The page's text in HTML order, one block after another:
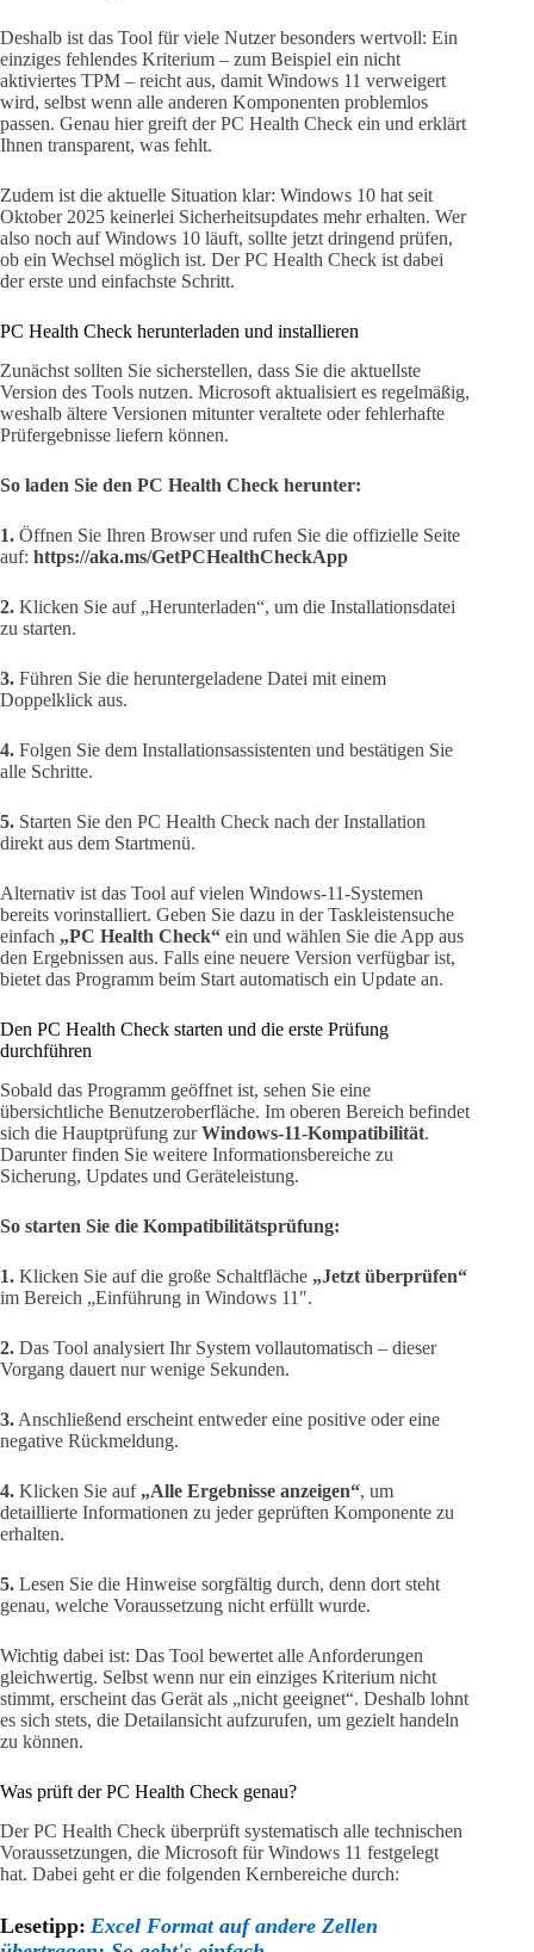
Deshalb ist das Tool für viele Nutzer besonders wertvoll: Ein
einziges fehlendes Kriterium – zum Beispiel ein nicht
aktiviertes TPM – reicht aus, damit Windows 11 verweigert
wird, selbst wenn alle anderen Komponenten problemlos
passen. Genau hier greift der PC Health Check ein und erklärt
Ihnen transparent, was fehlt.
Zudem ist die aktuelle Situation klar: Windows 10 hat seit
Oktober 2025 keinerlei Sicherheitsupdates mehr erhalten. Wer
also noch auf Windows 10 läuft, sollte jetzt dringend prüfen,
ob ein Wechsel möglich ist. Der PC Health Check ist dabei
der erste und einfachste Schritt.
PC Health Check herunterladen und installieren
Zunächst sollten Sie sicherstellen, dass Sie die aktuellste
Version des Tools nutzen. Microsoft aktualisiert es regelmäßig,
weshalb ältere Versionen mitunter veraltete oder fehlerhafte
Prüfergebnisse liefern können.
So laden Sie den PC Health Check herunter:
1. Öffnen Sie Ihren Browser und rufen Sie die offizielle Seite
auf: https://aka.ms/GetPCHealthCheckApp
2. Klicken Sie auf „Herunterladen“, um die Installationsdatei
zu starten.
3. Führen Sie die heruntergeladene Datei mit einem
Doppelklick aus.
4. Folgen Sie dem Installationsassistenten und bestätigen Sie
alle Schritte.
5. Starten Sie den PC Health Check nach der Installation
direkt aus dem Startmenü.
Alternativ ist das Tool auf vielen Windows-11-Systemen
bereits vorinstalliert. Geben Sie dazu in der Taskleistensuche
einfach „PC Health Check“ ein und wählen Sie die App aus
den Ergebnissen aus. Falls eine neuere Version verfügbar ist,
bietet das Programm beim Start automatisch ein Update an.
Den PC Health Check starten und die erste Prüfung
durchführen
Sobald das Programm geöffnet ist, sehen Sie eine
übersichtliche Benutzeroberfläche. Im oberen Bereich befindet
sich die Hauptprüfung zurWindows-11-Kompatibilität.
Darunter finden Sie weitere Informationsbereiche zu
Sicherung, Updates und Geräteleistung.
So starten Sie die Kompatibilitätsprüfung:
1. Klicken Sie auf die große Schaltfläche „Jetzt überprüfen“
im Bereich „Einführung in Windows 11″.
2. Das Tool analysiert Ihr System vollautomatisch – dieser
Vorgang dauert nur wenige Sekunden.
3. Anschließend erscheint entweder eine positive oder eine
negative Rückmeldung.
4. Klicken Sie auf „Alle Ergebnisse anzeigen“, um
detaillierte Informationen zu jeder geprüften Komponente zu
erhalten.
5. Lesen Sie die Hinweise sorgfältig durch, denn dort steht
genau, welche Voraussetzung nicht erfüllt wurde.
Wichtig dabei ist: Das Tool bewertet alle Anforderungen
gleichwertig. Selbst wenn nur ein einziges Kriterium nicht
stimmt, erscheint das Gerät als „nicht geeignet“. Deshalb lohnt
es sich stets, die Detailansicht aufzurufen, um gezielt handeln
zu können.
Was prüft der PC Health Check genau?
Der PC Health Check überprüft systematisch alle technischen
Voraussetzungen, die Microsoft für Windows 11 festgelegt
hat. Dabei geht er die folgenden Kernbereiche durch:
Lesetipp: Excel Format auf andere Zellen